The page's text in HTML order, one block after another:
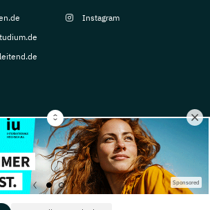
Sponsored
Instagram
Media GmbH
Nutzungsbedingungen